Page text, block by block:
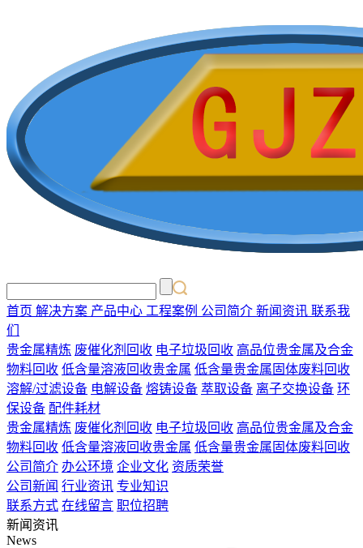
首页 解决方案 产品中心 工程案例 公司简介 新闻资讯 联系我
们
贵金属精炼 废催化剂回收 电子垃圾回收 高品位贵金属及合金
物料回收 低含量溶液回收贵金属 低含量贵金属固体废料回收
溶解/过滤设备 电解设备 熔铸设备 萃取设备 离子交换设备 环
保设备 配件耗材
贵金属精炼 废催化剂回收 电子垃圾回收 高品位贵金属及合金
物料回收 低含量溶液回收贵金属 低含量贵金属固体废料回收
公司简介 办公环境 企业文化 资质荣誉
公司新闻 行业资讯 专业知识
联系方式 在线留言 职位招聘
新闻资讯
News